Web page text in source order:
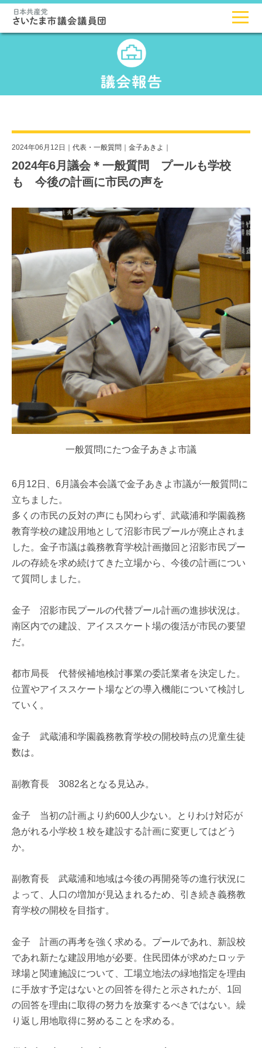
2024年06月12日｜ 代表・一般質問 金子あきよ
2024年6月議会＊一般質問 プールも学校
も 今後の計画に市民の声を
一般質問にたつ金子あきよ市議
6月12日、6月議会本会議で金子あきよ市議が一般質問に
立ちました。
多くの市民の反対の声にも関わらず、武蔵浦和学園義務
教育学校の建設用地として沼影市民プールが廃止されま
した。金子市議は義務教育学校計画撤回と沼影市民プー
ルの存続を求め続けてきた立場から、今後の計画につい
て質問しました。
金子 沼影市民プールの代替プール計画の進捗状況は。
南区内での建設、アイススケート場の復活が市民の要望
だ。
都市局長 代替候補地検討事業の委託業者を決定した。
位置やアイススケート場などの導入機能について検討し
ていく。
金子 武蔵浦和学園義務教育学校の開校時点の児童生徒
数は。
副教育長 3082名となる見込み。
金子 当初の計画より約600人少ない。とりわけ対応が
急がれる小学校１校を建設する計画に変更してはどう
か。
副教育長 武蔵浦和地域は今後の再開発等の進行状況に
よって、人口の増加が見込まれるため、引き続き義務教
育学校の開校を目指す。
金子 計画の再考を強く求める。プールであれ、新設校
であれ新たな建設用地が必要。住民団体が求めたロッテ
球場と関連施設について、工場立地法の緑地指定を理由
に手放す予定はないとの回答を得たと示されたが、1回
の回答を理由に取得の努力を放棄するべきではない。繰
り返し用地取得に努めることを求める。